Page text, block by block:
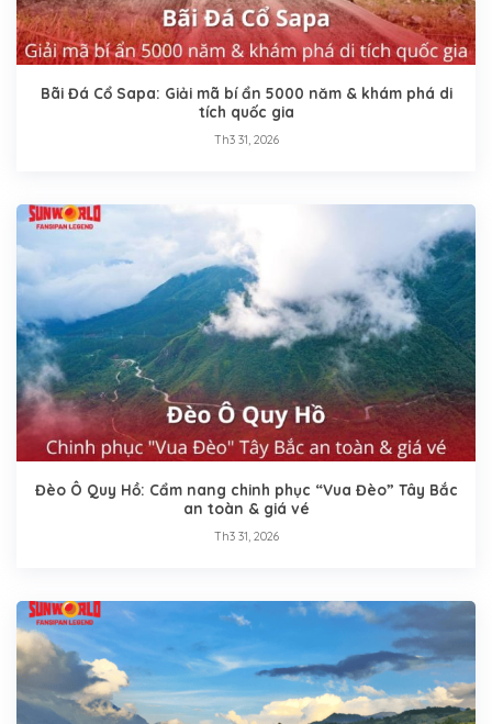
Bãi Đá Cổ Sapa: Giải mã bí ẩn 5000 năm & khám phá di
tích quốc gia
Th3 31, 2026
Đèo Ô Quy Hồ: Cẩm nang chinh phục “Vua Đèo” Tây Bắc
an toàn & giá vé
Th3 31, 2026